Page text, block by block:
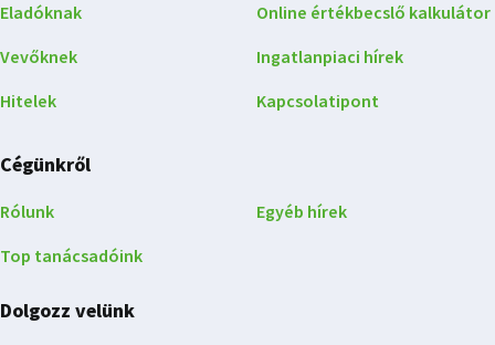
Eladóknak
Vevőknek
Hitelek
Online értékbecslő kalkulátor
Ingatlanpiaci hírek
Kapcsolatipont
Cégünkről
Rólunk
Top tanácsadóink
Egyéb hírek
Dolgozz velünk